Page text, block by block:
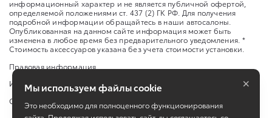
информационный характер и не является публичной офертой,
определяемой положениями ст. 437 (2) ГК РФ. Для получения
подробной информации обращайтесь в наши автосалоны.
Опубликованная на данном сайте информация может быть
изменена в любое время без предварительного уведомления. *
Стоимость аксессуаров указана без учета стоимости установки.
Правовая информация
Изменить настройку cookies
Сбросить cookie
Мы используем файлы cookie
Это необходимо для полноценного функционирования
×